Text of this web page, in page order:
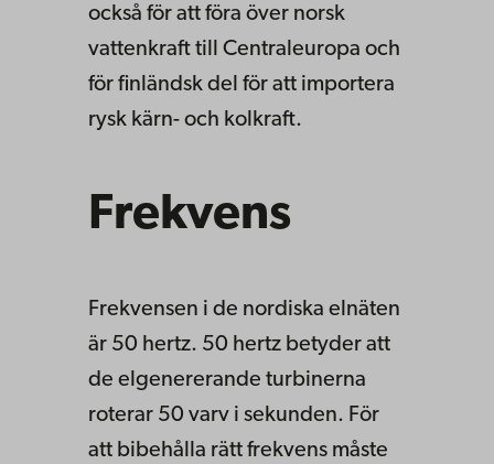
också för att föra över norsk
vattenkraft till Centraleuropa och
för finländsk del för att importera
rysk kärn- och kolkraft.
Frekvens
Frekvensen i de nordiska elnäten
är 50 hertz. 50 hertz betyder att
de elgenererande turbinerna
roterar 50 varv i sekunden. För
att bibehålla rätt frekvens måste